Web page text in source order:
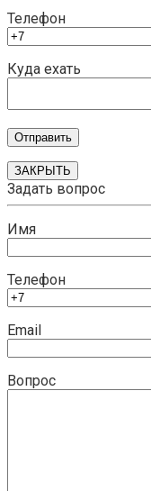
Телефон
Куда ехать
ЗАКРЫТЬ
Задать вопрос
Имя
Телефон
Email
Вопрос